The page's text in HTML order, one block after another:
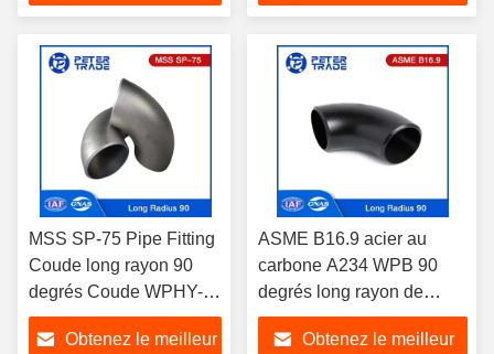
MSS SP-75 Pipe Fitting
Coude long rayon 90
degrés Coude WPHY-
42 WPHY-46 WPHY-52
Obtenez le meilleur
ASME B16.9 acier au
carbone A234 WPB 90
degrés long rayon de
tuyau coude 1/2 pouce à
48 poucesObtenez le meilleur